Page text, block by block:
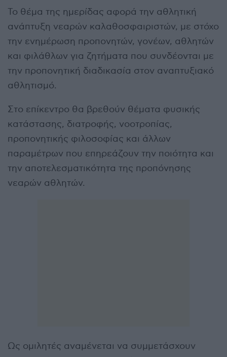
Το θέμα της ημερίδας αφορά την αθλητική
ανάπτυξη νεαρών καλαθοσφαιριστών, με στόχο
την ενημέρωση προπονητών, γονέων, αθλητών
και φιλάθλων για ζητήματα που συνδέονται με
την προπονητική διαδικασία στον αναπτυξιακό
αθλητισμό.
Στο επίκεντρο θα βρεθούν θέματα φυσικής
κατάστασης, διατροφής, νοοτροπίας,
προπονητικής φιλοσοφίας και άλλων
παραμέτρων που επηρεάζουν την ποιότητα και
την αποτελεσματικότητα της προπόνησης
νεαρών αθλητών.
Ως ομιλητές αναμένεται να συμμετάσχουν